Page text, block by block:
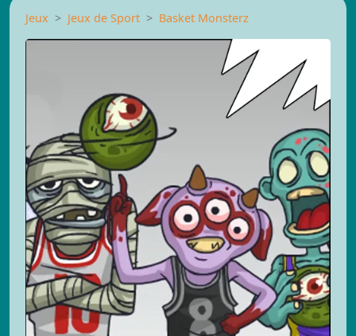
Jeux Jeux de Sport Basket Monsterz